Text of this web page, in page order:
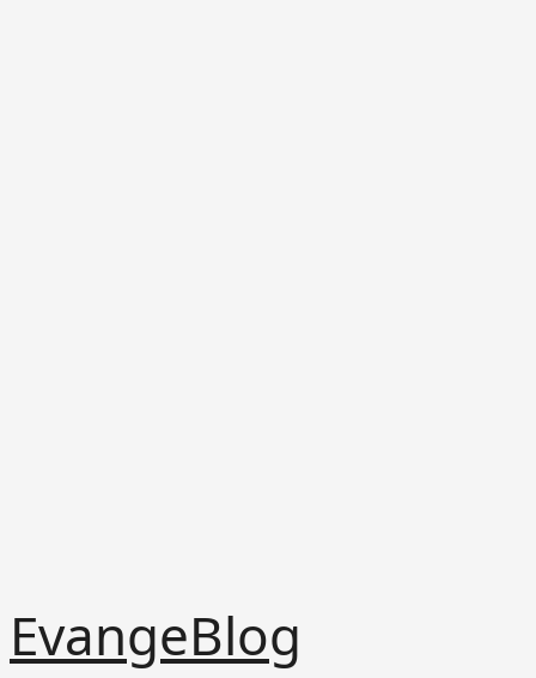
to
content
EvangeBlog